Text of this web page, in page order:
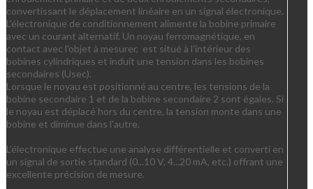
convertissant le déplacement linéaire en un signal électronique.
L'électronique de conditionnement alimente la bobine primaire
avec un courant alternatif. Un noyau ferromagnétique, en
contact avec l'objet à mesurer, est situé à l'intérieur des
bobines cylindriques et induit une tension dans les bobines
secondaires (Usec).
Lorsque le noyau est positionné au centre, les tensions de la
bobine secondaire 1 et de la bobine secondaire 2 sont égales. Si
le noyau est déplacé hors du centre, la tension monte dans une
bobine et diminue dans l'autre.
L’électronique effectue une analyse différentielle et converti en
un signal de sortie standard (0...10 V, 4...20 mA, etc.) offrant une
excellente précision de mesure.